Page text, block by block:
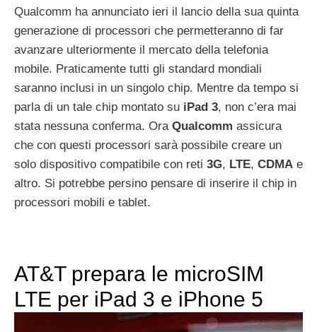
Qualcomm ha annunciato ieri il lancio della sua quinta
generazione di processori che permetteranno di far
avanzare ulteriormente il mercato della telefonia
mobile. Praticamente tutti gli standard mondiali
saranno inclusi in un singolo chip. Mentre da tempo si
parla di un tale chip montato su iPad 3, non c’era mai
stata nessuna conferma. Ora Qualcomm assicura
che con questi processori sarà possibile creare un
solo dispositivo compatibile con reti 3G, LTE, CDMA e
altro. Si potrebbe persino pensare di inserire il chip in
processori mobili e tablet.
AT&T prepara le microSIM
LTE per iPad 3 e iPhone 5